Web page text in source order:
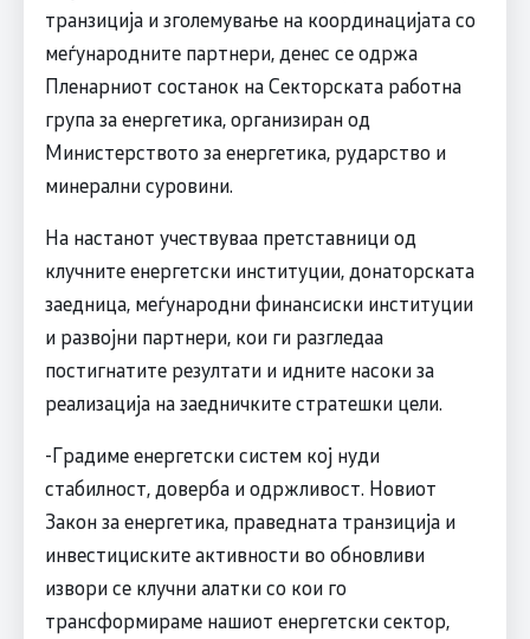
транзиција и зголемување на координацијата со
меѓународните партнери, денес се одржа
Пленарниот состанок на Секторската работна
група за енергетика, организиран од
Министерството за енергетика, рударство и
минерални суровини.
На настанот учествуваа претставници од
клучните енергетски институции, донаторската
заедница, меѓународни финансиски институции
и развојни партнери, кои ги разгледаа
постигнатите резултати и идните насоки за
реализација на заедничките стратешки цели.
-Градиме енергетски систем кој нуди
стабилност, доверба и одржливост. Новиот
Закон за енергетика, праведната транзиција и
инвестициските активности во обновливи
извори се клучни алатки со кои го
трансформираме нашиот енергетски сектор,